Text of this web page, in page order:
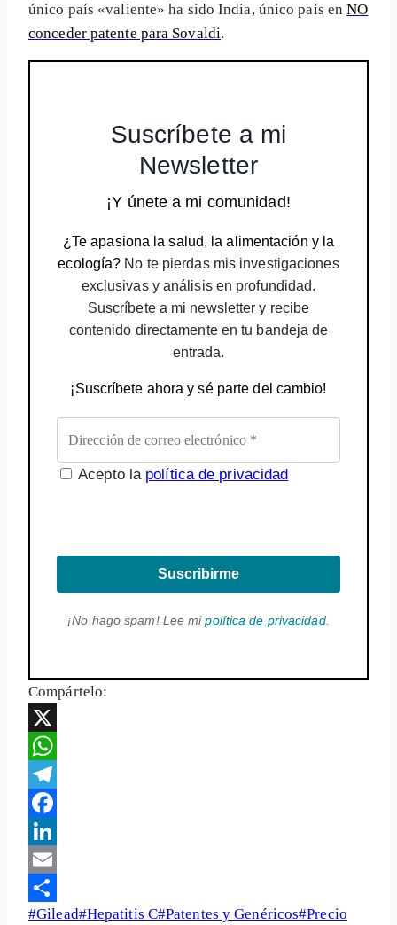
único país «valiente» ha sido India, único país enNO
conceder patente para Sovaldi.
Suscríbete a mi
Newsletter
¡Y únete a mi comunidad!
¿Te apasiona la salud, la alimentación y la
ecología? No te pierdas mis investigaciones
exclusivas y análisis en profundidad.
Suscríbete a mi newsletter y recibe
contenido directamente en tu bandeja de
entrada.
¡Suscríbete ahora y sé parte del cambio!
Acepto la política de privacidad
Suscribirme
¡No hago spam! Lee mipolítica de privacidad.
Compártelo:
X
WhatsApp
Telegram
Facebook
LinkedIn
Email
Share
Etiquetas
#Gilead#Hepatitis C#Patentes y Genéricos#Precio